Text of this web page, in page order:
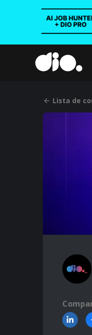
Lista de